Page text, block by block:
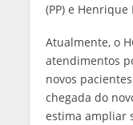
(PP) e Henrique
Atualmente, o
atendimentos
novos
chegada do
estima ampliar